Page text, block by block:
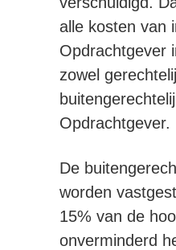
alle kosten van
Opdrachtgever
zowel
Opdrachtgever.
De
worden
15% van de
onverminderd